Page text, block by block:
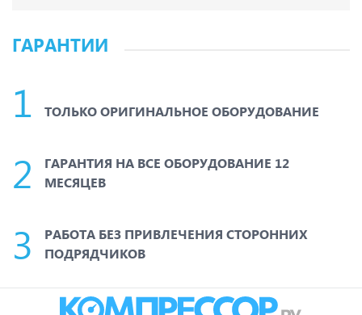
ГАРАНТИИ
ТОЛЬКО ОРИГИНАЛЬНОЕ ОБОРУДОВАНИЕ
ГАРАНТИЯ НА ВСЕ ОБОРУДОВАНИЕ 12
МЕСЯЦЕВ
РАБОТА БЕЗ ПРИВЛЕЧЕНИЯ СТОРОННИХ
ПОДРЯДЧИКОВ